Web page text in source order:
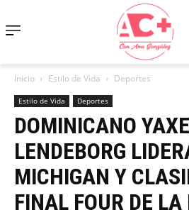
Inicio Estilo de Vida Deportes
Estilo de Vida Deportes
DOMINICANO
LENDEBORG
MICHIGAN Y
FINAL FOUR DE